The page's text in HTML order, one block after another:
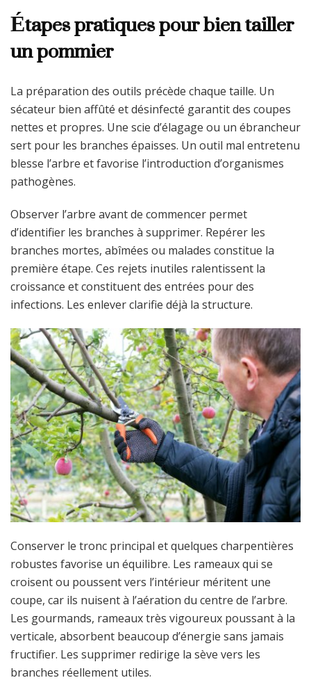
Étapes pratiques pour bien tailler
un pommier
La préparation des outils précède chaque taille. Un
sécateur bien affûté et désinfecté garantit des coupes
nettes et propres. Une scie d’élagage ou un ébrancheur
sert pour les branches épaisses. Un outil mal entretenu
blesse l’arbre et favorise l’introduction d’organismes
pathogènes.
Observer l’arbre avant de commencer permet
d’identifier les branches à supprimer. Repérer les
branches mortes, abîmées ou malades constitue la
première étape. Ces rejets inutiles ralentissent la
croissance et constituent des entrées pour des
infections. Les enlever clarifie déjà la structure.
Conserver le tronc principal et quelques charpentières
robustes favorise un équilibre. Les rameaux qui se
croisent ou poussent vers l’intérieur méritent une
coupe, car ils nuisent à l’aération du centre de l’arbre.
Les gourmands, rameaux très vigoureux poussant à la
verticale, absorbent beaucoup d’énergie sans jamais
fructifier. Les supprimer redirige la sève vers les
branches réellement utiles.